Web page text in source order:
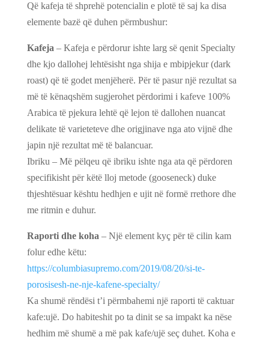
Që kafeja të shprehë potencialin e plotë të saj ka disa
elemente bazë që duhen përmbushur:
Kafeja – Kafeja e përdorur ishte larg së qenit Specialty
dhe kjo dallohej lehtësisht nga shija e mbipjekur (dark
roast) që të godet menjëherë. Për të pasur një rezultat sa
më të kënaqshëm sugjerohet përdorimi i kafeve 100%
Arabica të pjekura lehtë që lejon të dallohen nuancat
delikate të varieteteve dhe origjinave nga ato vijnë dhe
japin një rezultat më të balancuar.
Ibriku – Më pëlqeu që ibriku ishte nga ata që përdoren
specifikisht për këtë lloj metode (gooseneck) duke
thjeshtësuar kështu hedhjen e ujit në formë rrethore dhe
me ritmin e duhur.
Raporti dhe koha – Një element kyç për të cilin kam
folur edhe këtu:
https://columbiasupremo.com/2019/08/20/si-te-
porosisesh-ne-nje-kafene-specialty/
Ka shumë rëndësi t’i përmbahemi një raporti të caktuar
kafe:ujë. Do habiteshit po ta dinit se sa impakt ka nëse
hedhim më shumë a më pak kafe/ujë seç duhet. Koha e